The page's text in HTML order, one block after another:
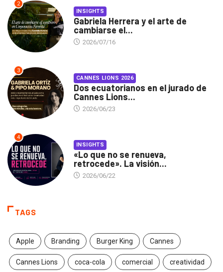
2
INSIGHTS
Gabriela Herrera y el arte de
cambiarse el...
2026/07/16
3
CANNES LIONS 2026
Dos ecuatorianos en el jurado de
Cannes Lions...
2026/06/23
4
INSIGHTS
«Lo que no se renueva,
retrocede». La visión...
2026/06/22
TAGS
Apple Branding Burger King Cannes
Cannes Lions coca-cola comercial creatividad